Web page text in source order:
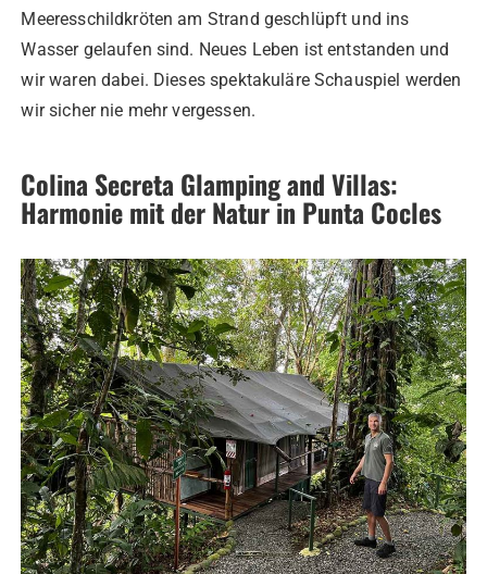
Meeresschildkröten am Strand geschlüpft und ins
Wasser gelaufen sind. Neues Leben ist entstanden und
wir waren dabei. Dieses spektakuläre Schauspiel werden
wir sicher nie mehr vergessen.
Colina Secreta Glamping and Villas:
Harmonie mit der Natur in Punta Cocles